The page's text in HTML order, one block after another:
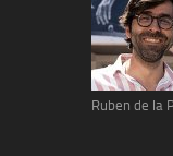
Ruben de la